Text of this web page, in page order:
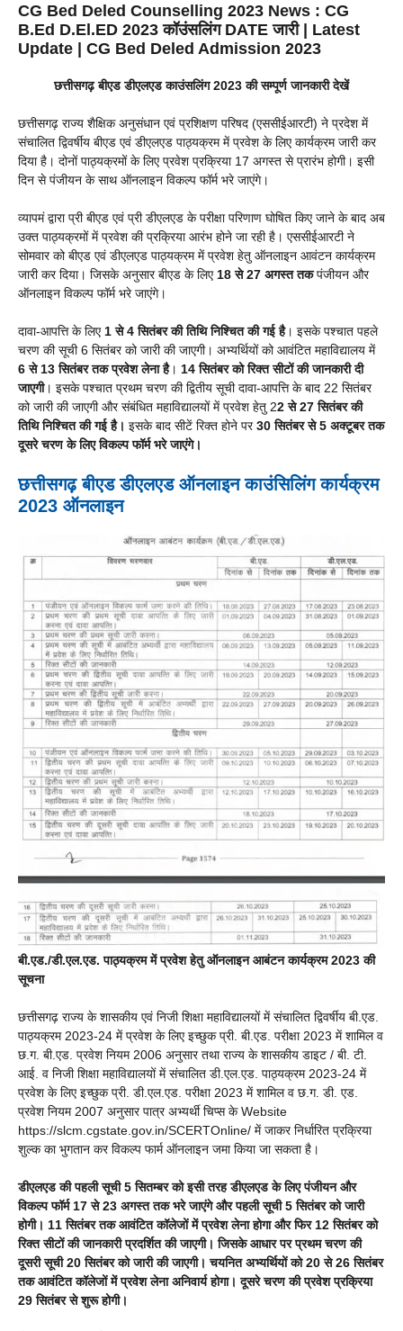
CG Bed Deled Counselling 2023 News : CG
B.Ed D.El.ED 2023 कॉउंसलिंग DATE जारी | Latest
Update | CG Bed Deled Admission 2023
छत्तीसगढ़ बीएड डीएलएड काउंसलिंग 2023 की सम्पूर्ण जानकारी देखें
छत्तीसगढ़ राज्य शैक्षिक अनुसंधान एवं प्रशिक्षण परिषद (एससीईआरटी) ने प्रदेश में
संचालित द्विवर्षीय बीएड एवं डीएलएड पाठ्यक्रम में प्रवेश के लिए कार्यक्रम जारी कर
दिया है। दोनों पाठ्यक्रमों के लिए प्रवेश प्रक्रिया 17 अगस्त से प्रारंभ होगी। इसी
दिन से पंजीयन के साथ ऑनलाइन विकल्प फॉर्म भरे जाएंगे।
व्यापमं द्वारा प्री बीएड एवं प्री डीएलएड के परीक्षा परिणाण घोषित किए जाने के बाद अब
उक्त पाठ्यक्रमों में प्रवेश की प्रक्रिया आरंभ होने जा रही है। एससीईआरटी ने
सोमवार को बीएड एवं डीएलएड पाठ्यक्रम में प्रवेश हेतु ऑनलाइन आवंटन कार्यक्रम
जारी कर दिया। जिसके अनुसार बीएड के लिए 18 से 27 अगस्त तकपंजीयन और
ऑनलाइन विकल्प फॉर्म भरे जाएंगे।
दावा-आपत्ति के लिए1 से 4 सितंबर की तिथि निश्चित की गई है। इसके पश्चात पहले
चरण की सूची 6 सितंबर को जारी की जाएगी। अभ्यर्थियों को आवंटित महाविद्यालय में
6 से 13 सितंबर तक प्रवेश लेना है। 14 सितंबर को रिक्त सीटों की जानकारी दी
जाएगी। इसके पश्चात प्रथम चरण की द्वितीय सूची दावा-आपत्ति के बाद 22 सितंबर
को जारी की जाएगी और संबंधित महाविद्यालयों में प्रवेश हेतु 22 से 27 सितंबर की
तिथि निश्चित की गई है। इसके बाद सीटें रिक्त होने पर30 सितंबर से 5 अक्टूबर तक
दूसरे चरण के लिए विकल्प फॉर्म भरे जाएंगे।
छत्तीसगढ़ बीएड डीएलएड ऑनलाइन काउंसिलिंग कार्यक्रम
2023 ऑनलाइन
बी.एड./डी.एल.एड. पाठ्यक्रम में प्रवेश हेतु ऑनलाइन आबंटन कार्यक्रम 2023 की
सूचना
छत्तीसगढ़ राज्य के शासकीय एवं निजी शिक्षा महाविद्यालयों में संचालित द्विवर्षीय बी.एड.
पाठ्यक्रम 2023-24 में प्रवेश के लिए इच्छुक प्री. बी.एड. परीक्षा 2023 में शामिल व
छ.ग. बी.एड. प्रवेश नियम 2006 अनुसार तथा राज्य के शासकीय डाइट / बी. टी.
आई. व निजी शिक्षा महाविद्यालयों में संचालित डी.एल.एड. पाठ्यक्रम 2023-24 में
प्रवेश के लिए इच्छुक प्री. डी.एल.एड. परीक्षा 2023 में शामिल व छ.ग. डी. एड.
प्रवेश नियम 2007 अनुसार पात्र अभ्यर्थी चिप्स के Website
https://slcm.cgstate.gov.in/SCERTOnline/ में जाकर निर्धारित प्रक्रिया
शुल्क का भुगतान कर विकल्प फार्म ऑनलाइन जमा किया जा सकता है।
डीएलएड की पहली सूची 5 सितम्बर को इसी तरह डीएलएड के लिए पंजीयन और
विकल्प फॉर्म 17 से 23 अगस्त तक भरे जाएंगे और पहली सूची 5 सितंबर को जारी
होगी। 11 सितंबर तक आवंटित कॉलेजों में प्रवेश लेना होगा और फिर 12 सितंबर को
रिक्त सीटों की जानकारी प्रदर्शित की जाएगी। जिसके आधार पर प्रथम चरण की
दूसरी सूची 20 सितंबर को जारी की जाएगी। चयनित अभ्यर्थियों को 20 से 26 सितंबर
तक आवंटित कॉलेजों में प्रवेश लेना अनिवार्य होगा। दूसरे चरण की प्रवेश प्रक्रिया
29 सितंबर से शुरू होगी।